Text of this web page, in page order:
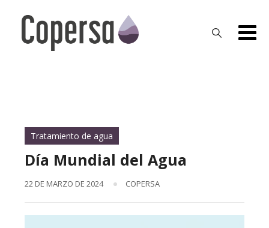
content
Tratamiento de agua
Día Mundial del Agua
22 DE MARZO DE 2024 COPERSA